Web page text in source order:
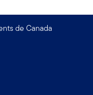
de Canada